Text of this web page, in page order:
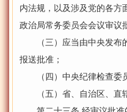
内法规，以及涉及党的各方
政治局常务委员会会议审议
（三）应当由中央发布的
报送批准；
（四）中央纪律检查委员
（五）省、自治区、直辖